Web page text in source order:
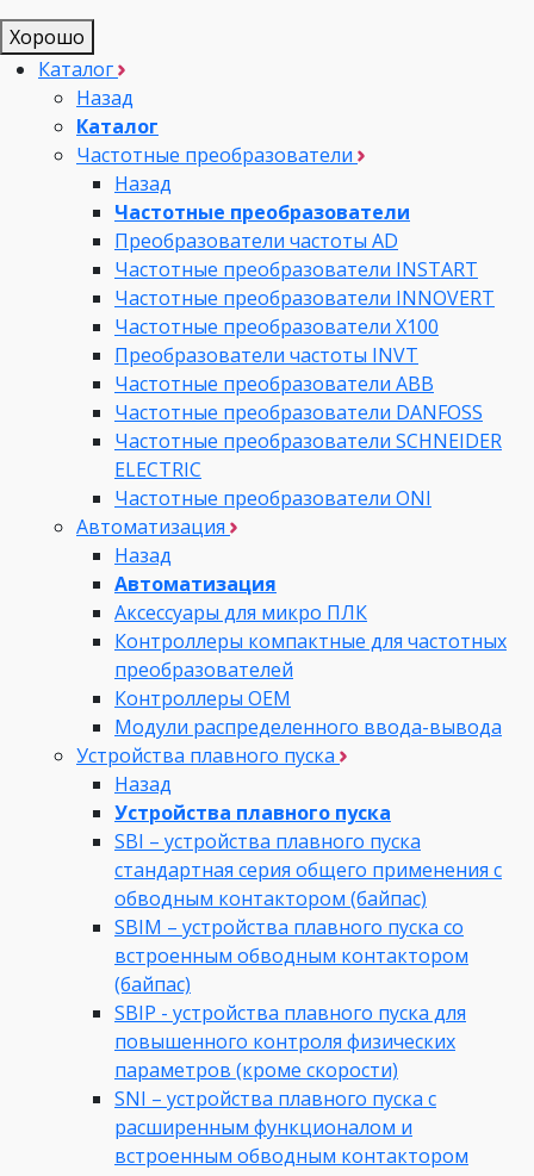
Хорошо
Каталог
Назад
Каталог
Частотные преобразователи
Назад
Частотные преобразователи
Преобразователи частоты AD
Частотные преобразователи INSTART
Частотные преобразователи INNOVERT
Частотные преобразователи Х100
Преобразователи частоты INVT
Частотные преобразователи ABB
Частотные преобразователи DANFOSS
Частотные преобразователи SCHNEIDER
ELECTRIC
Частотные преобразователи ONI
Автоматизация
Назад
Автоматизация
Аксессуары для микро ПЛК
Контроллеры компактные для частотных
преобразователей
Контроллеры ОЕМ
Модули распределенного ввода-вывода
Устройства плавного пуска
Назад
Устройства плавного пуска
SBI – устройства плавного пуска
стандартная серия общего применения с
обводным контактором (байпас)
SBIM – устройства плавного пуска со
встроенным обводным контактором
(байпас)
SBIP - устройства плавного пуска для
повышенного контроля физических
параметров (кроме скорости)
SNI – устройства плавного пуска с
расширенным функционалом и
встроенным обводным контактором